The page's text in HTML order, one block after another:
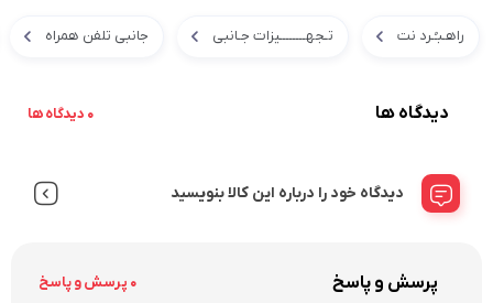
راهـبـُـرد نت تـجهــــــــیزات جـانبی جانبی تلفن همراه
دیدگاه ها 0 دیدگاه ها
دیدگاه خود را درباره این کالا بنویسید
پرسش و پاسخ 0 پرسش و پاسخ